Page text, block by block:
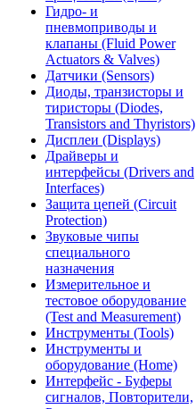
Гидро- и
пневмоприводы и
клапаны (Fluid Power
Actuators & Valves)
Датчики (Sensors)
Диоды, транзисторы и
тиристоры (Diodes,
Transistors and Thyristors)
Дисплеи (Displays)
Драйверы и
интерфейсы (Drivers and
Interfaces)
Защита цепей (Circuit
Protection)
Звуковые чипы
специального
назначения
Измерительное и
тестовое оборудование
(Test and Measurement)
Инструменты (Tools)
Инструменты и
оборудование (Home)
Интерфейс - Буферы
сигналов, Повторители,